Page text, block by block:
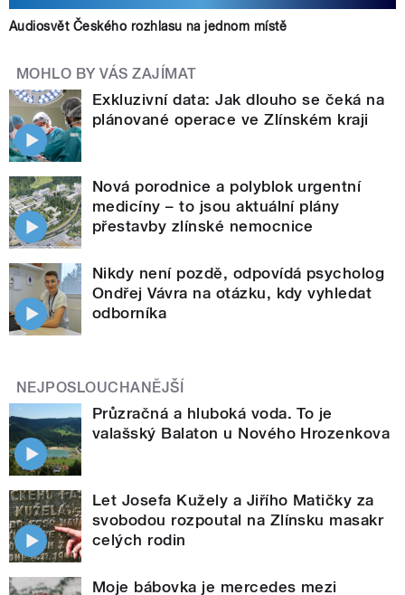
Audiosvět Českého rozhlasu na jednom místě
MOHLO BY VÁS ZAJÍMAT
Exkluzivní data: Jak dlouho se čeká na
plánované operace ve Zlínském kraji
Nová porodnice a polyblok urgentní
medicíny – to jsou aktuální plány
přestavby zlínské nemocnice
Nikdy není pozdě, odpovídá psycholog
Ondřej Vávra na otázku, kdy vyhledat
odborníka
NEJPOSLOUCHANĚJŠÍ
Průzračná a hluboká voda. To je
valašský Balaton u Nového Hrozenkova
Let Josefa Kužely a Jiřího Matičky za
svobodou rozpoutal na Zlínsku masakr
celých rodin
Moje bábovka je mercedes mezi